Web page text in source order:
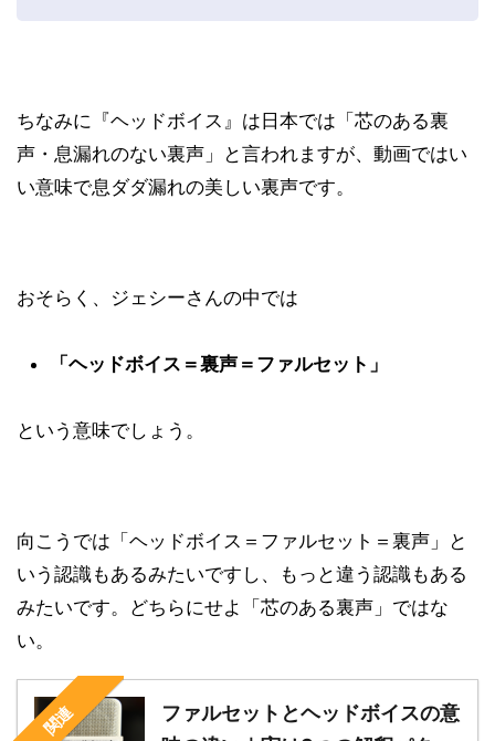
ちなみに『ヘッドボイス』は日本では「芯のある裏
声・息漏れのない裏声」と言われますが、動画ではい
い意味で息ダダ漏れの美しい裏声です。
おそらく、ジェシーさんの中では
「ヘッドボイス＝裏声＝ファルセット」
という意味でしょう。
向こうでは「ヘッドボイス＝ファルセット＝裏声」と
いう認識もあるみたいですし、もっと違う認識もある
みたいです。どちらにせよ「芯のある裏声」ではな
い。
関連
ファルセットとヘッドボイスの意